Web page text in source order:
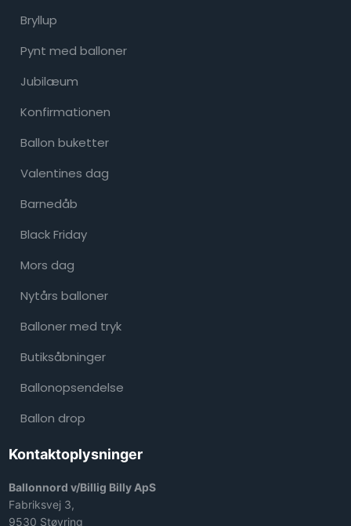
Bryllup
Pynt med balloner
Jubilæum
Konfirmationen
Ballon buketter
Valentines dag
Barnedåb
Black Friday
Mors dag
Nytårs balloner ​
Balloner med tryk
Butiksåbninger
Ballonopsendelse
Ballon drop
Kontaktoplysninger
Ballonnord v/Billig Billy ApS
Fabriksvej 3,
9530 Støvring